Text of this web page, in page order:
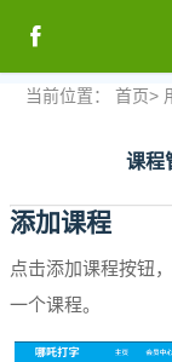
当前位置： 首页>
课程
添加课程
点击添加课程按钮
一个课程。